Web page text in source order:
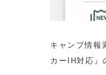
キャンプ情報
カーIH対応』